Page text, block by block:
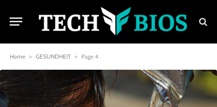
Home » GESUNDHEIT » Page 4